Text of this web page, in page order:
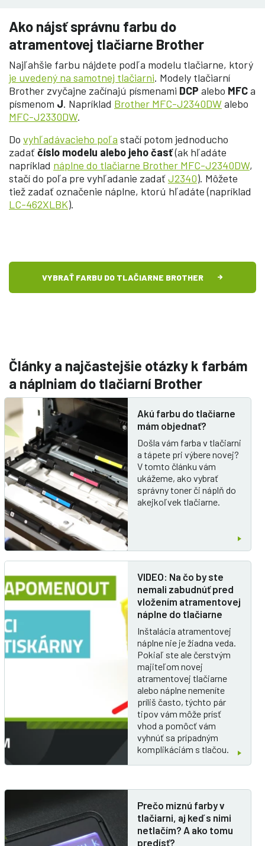
Ako nájsť správnu farbu do
atramentovej tlačiarne Brother
Najľahšie farbu nájdete podľa modelu tlačiarne, ktorý
je uvedený na samotnej tlačiarni. Modely tlačiarní
Brother zvyčajne začínajú písmenami DCP alebo MFCa
písmenom J. Napríklad Brother MFC-J2340DWalebo
MFC-J2330DW.
Do vyhľadávacieho poľa stačí potom jednoducho
zadaťčíslo modelu alebo jeho časť(ak hľadáte
napríklad náplne do tlačiarne Brother MFC-J2340DW,
stačí do poľa pre vyhľadanie zadaťJ2340). Môžete
tiež zadať označenie náplne, ktorú hľadáte (napríklad
LC-462XLBK).
VYBRAŤ FARBU DO TLAČIARNE BROTHER
Články a najčastejšie otázky k farbám
a náplniam do tlačiarní Brother
Akú farbu do tlačiarne
mám objednať?
Došla vám farba v tlačiarni
a tápete pri výbere novej?
V tomto článku vám
ukážeme, ako vybrať
správny toner či náplň do
akejkoľvek tlačiarne.
VIDEO: Na čo by ste
nemali zabudnúť pred
vložením atramentovej
náplne do tlačiarne
Inštalácia atramentovej
náplne nie je žiadna veda.
Pokiaľ ste ale čerstvým
majiteľom novej
atramentovej tlačiarne
alebo náplne nemeníte
príliš často, týchto pár
tipov vám môže prísť
vhod a pomôcť vám
vyhnúť sa prípadným
komplikáciám s tlačou.
Prečo miznú farby v
tlačiarni, aj keď s nimi
netlačím? A ako tomu
predísť?